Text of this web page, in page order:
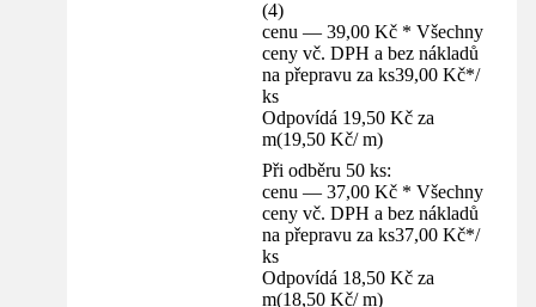
(4)
cenu — 39,00 Kč * Všechny
ceny vč. DPH a bez nákladů
na přepravu za ks39,00 Kč*/
ks
Odpovídá 19,50 Kč za
m(19,50 Kč/ m)
Při odběru 50 ks:
cenu — 37,00 Kč * Všechny
ceny vč. DPH a bez nákladů
na přepravu za ks37,00 Kč*/
ks
Odpovídá 18,50 Kč za
m(18,50 Kč/ m)